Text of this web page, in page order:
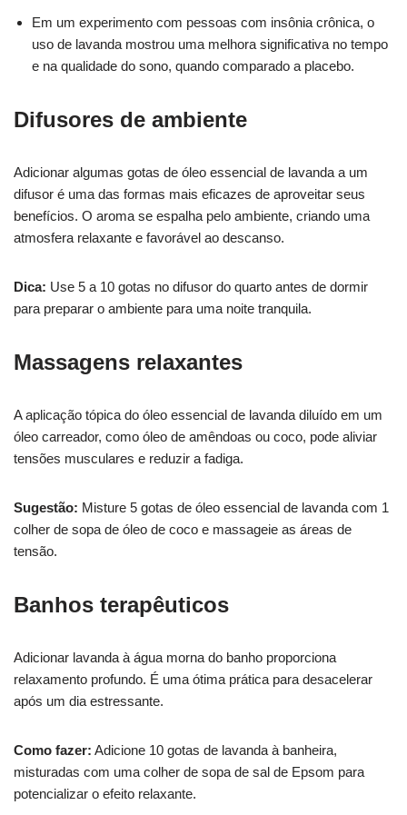
Em um experimento com pessoas com insônia crônica, o
uso de lavanda mostrou uma melhora significativa no tempo
e na qualidade do sono, quando comparado a placebo.
Difusores de ambiente
Adicionar algumas gotas de óleo essencial de lavanda a um
difusor é uma das formas mais eficazes de aproveitar seus
benefícios. O aroma se espalha pelo ambiente, criando uma
atmosfera relaxante e favorável ao descanso.
Dica: Use 5 a 10 gotas no difusor do quarto antes de dormir
para preparar o ambiente para uma noite tranquila.
Massagens relaxantes
A aplicação tópica do óleo essencial de lavanda diluído em um
óleo carreador, como óleo de amêndoas ou coco, pode aliviar
tensões musculares e reduzir a fadiga.
Sugestão: Misture 5 gotas de óleo essencial de lavanda com 1
colher de sopa de óleo de coco e massageie as áreas de
tensão.
Banhos terapêuticos
Adicionar lavanda à água morna do banho proporciona
relaxamento profundo. É uma ótima prática para desacelerar
após um dia estressante.
Como fazer: Adicione 10 gotas de lavanda à banheira,
misturadas com uma colher de sopa de sal de Epsom para
potencializar o efeito relaxante.